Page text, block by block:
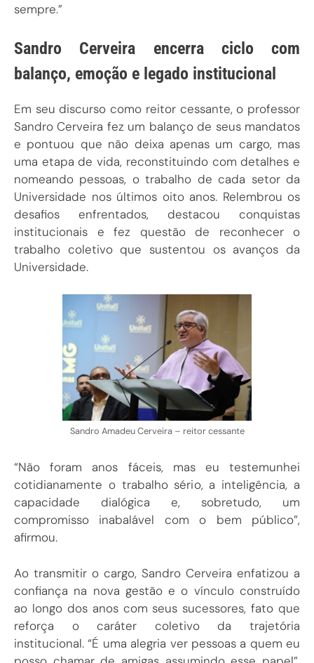
sempre.”
Sandro Cerveira encerra ciclo com
balanço, emoção e legado institucional
Em seu discurso como reitor cessante, o professor
Sandro Cerveira fez um balanço de seus mandatos
e pontuou que não deixa apenas um cargo, mas
uma etapa de vida, reconstituindo com detalhes e
nomeando pessoas, o trabalho de cada setor da
Universidade nos últimos oito anos. Relembrou os
desafios enfrentados, destacou conquistas
institucionais e fez questão de reconhecer o
trabalho coletivo que sustentou os avanços da
Universidade.
Sandro Amadeu Cerveira – reitor cessante
“Não foram anos fáceis, mas eu testemunhei
cotidianamente o trabalho sério, a inteligência, a
capacidade dialógica e, sobretudo, um
compromisso inabalável com o bem público”,
afirmou.
Ao transmitir o cargo, Sandro Cerveira enfatizou a
confiança na nova gestão e o vínculo construído
ao longo dos anos com seus sucessores, fato que
reforça o caráter coletivo da trajetória
institucional. “É uma alegria ver pessoas a quem eu